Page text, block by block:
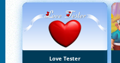
Love Tester